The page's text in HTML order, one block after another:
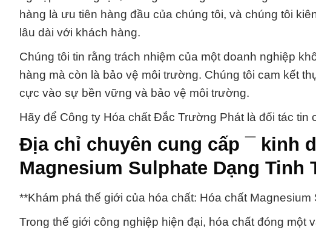
hàng là ưu tiên hàng đầu của chúng tôi, và chúng tôi
lâu dài với khách hàng.
Chúng tôi tin rằng trách nhiệm của một doanh nghiệp
hàng mà còn là bảo vệ môi trường. Chúng tôi cam kết
cực vào sự bền vững và bảo vệ môi trường.
Hãy để Công ty Hóa chất Đắc Trường Phát là đối tác tin
Địa chỉ chuyên cung cấp ¯ kinh
Magnesium Sulphate Dạng Tinh
**Khám phá thế giới của hóa chất: Hóa chất
Trong thế giới công nghiệp hiện đại, hóa chất đóng một